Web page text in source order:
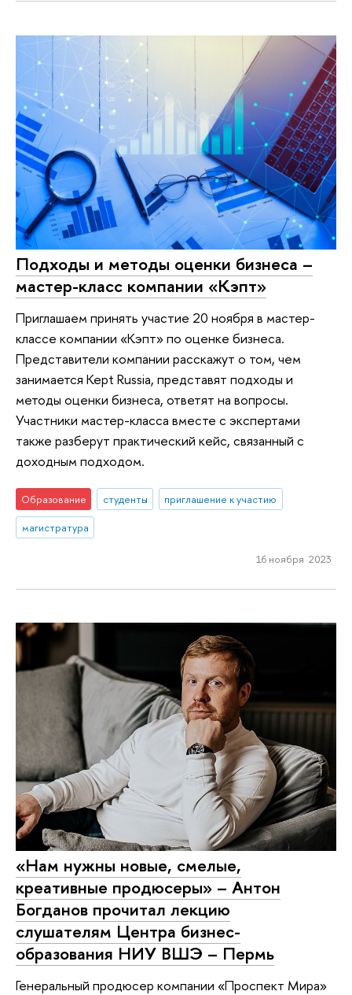
Подходы и методы оценки бизнеса –
мастер-класс компании «Кэпт»
Приглашаем принять участие 20 ноября в мастер-
классе компании «Кэпт» по оценке бизнеса.
Представители компании расскажут о том, чем
занимается Kept Russia, представят подходы и
методы оценки бизнеса, ответят на вопросы.
Участники мастер-класса вместе с экспертами
также разберут практический кейс, связанный с
доходным подходом.
Образование студенты
приглашение к участию
магистратура
16 ноября 2023
«Нам нужны новые, смелые,
креативные продюсеры» – Антон
Богданов прочитал лекцию
слушателям Центра бизнес-
образования НИУ ВШЭ – Пермь
Генеральный продюсер компании «Проспект Мира»